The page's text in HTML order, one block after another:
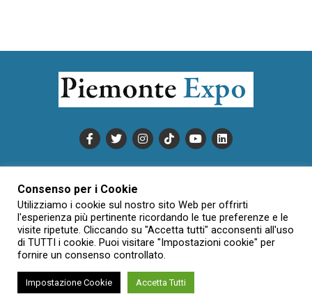
INFORMATIVA SULLA PRIVACY
CONDIZIONI DI UTILIZZO
DATI SOCIETARI
NOVAJO
CREDITS
CONTATTTI
Creative Commons Attribuzione - Non commerciale - Non opere
Consenso per i Cookie
Utilizziamo i cookie sul nostro sito Web per offrirti
l'esperienza più pertinente ricordando le tue preferenze e le
visite ripetute. Cliccando su "Accetta tutti" acconsenti all'uso
di TUTTI i cookie. Puoi visitare "Impostazioni cookie" per
fornire un consenso controllato.
Impostazione Cookie Accetta Tutti